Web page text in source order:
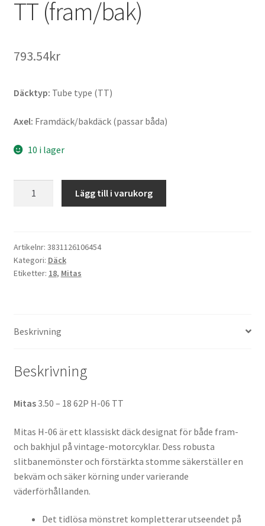
TT (fram/bak)
793.54kr
Däcktyp: Tube type (TT)
Axel: Framdäck/bakdäck (passar båda)
10 i lager
-
18
62P
Lägg till i varukorg
Artikelnr: 3831126106454
Kategori: Däck
Etiketter: 18, Mitas
Beskrivning
Beskrivning
Mitas3.50 – 18 62P H-06 TT
Mitas H-06 är ett klassiskt däck designat för både fram-
och bakhjul på vintage-motorcyklar. Dess robusta
slitbanemönster och förstärkta stomme säkerställer en
bekväm och säker körning under varierande
väderförhållanden.
Det tidlösa mönstret kompletterar utseendet på